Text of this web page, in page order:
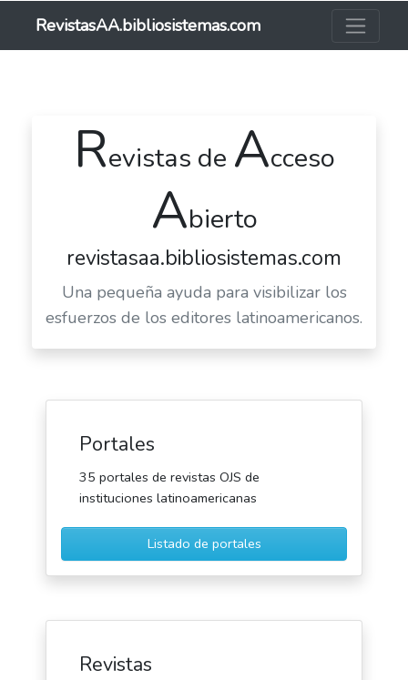
RevistasAA.bibliosistemas.com
Revistas de Acceso
Abierto
revistasaa.bibliosistemas.com
Una pequeña ayuda para visibilizar los
esfuerzos de los editores latinoamericanos.
Portales
35 portales de revistas OJS de
instituciones latinoamericanas
Listado de portales
Revistas